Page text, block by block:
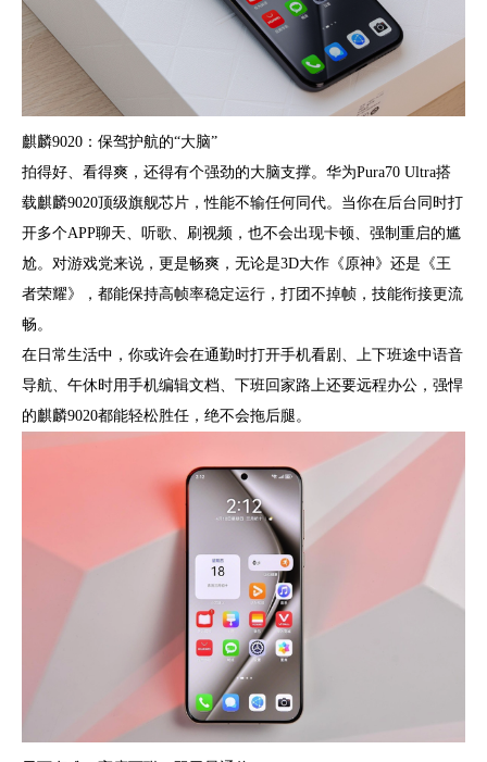
麒麟9020：保驾护航的“大脑”
拍得好、看得爽，还得有个强劲的大脑支撑。华为Pura70 Ultra搭
载麒麟9020顶级旗舰芯片，性能不输任何同代。当你在后台同时打
开多个APP聊天、听歌、刷视频，也不会出现卡顿、强制重启的尴
尬。对游戏党来说，更是畅爽，无论是3D大作《原神》还是《王
者荣耀》，都能保持高帧率稳定运行，打团不掉帧，技能衔接更流
畅。
在日常生活中，你或许会在通勤时打开手机看剧、上下班途中语音
导航、午休时用手机编辑文档、下班回家路上还要远程办公，强悍
的麒麟9020都能轻松胜任，绝不会拖后腿。